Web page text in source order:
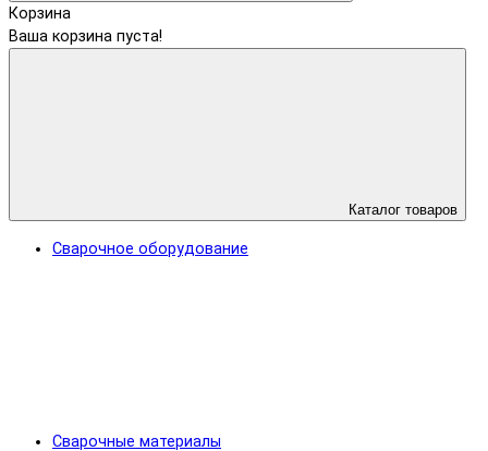
Корзина
Ваша корзина пуста!
Каталог товаров
Сварочное оборудование
Сварочные материалы